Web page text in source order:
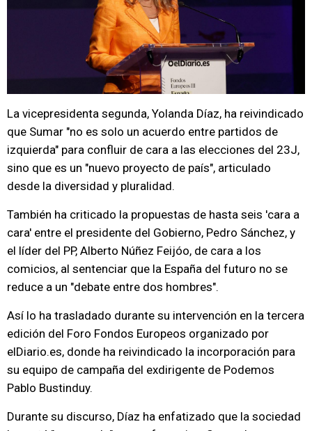
La vicepresidenta segunda, Yolanda Díaz, ha reivindicado
que Sumar "no es solo un acuerdo entre partidos de
izquierda" para confluir de cara a las elecciones del 23J,
sino que es un "nuevo proyecto de país", articulado
desde la diversidad y pluralidad.
También ha criticado la propuestas de hasta seis 'cara a
cara' entre el presidente del Gobierno, Pedro Sánchez, y
el líder del PP, Alberto Núñez Feijóo, de cara a los
comicios, al sentenciar que la España del futuro no se
reduce a un "debate entre dos hombres".
Así lo ha trasladado durante su intervención en la tercera
edición del Foro Fondos Europeos organizado por
elDiario.es, donde ha reivindicado la incorporación para
su equipo de campaña del exdirigente de Podemos
Pablo Bustinduy.
Durante su discurso, Díaz ha enfatizado que la sociedad